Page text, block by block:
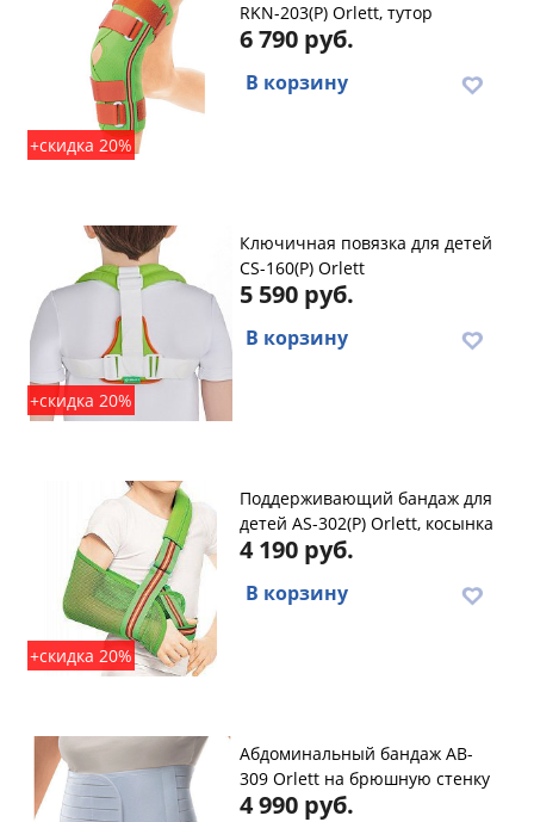
+скидка 20%
RKN-203(P) Orlett, тутор
6 790 руб.
В корзину
+скидка 20%
Ключичная повязка для детей
CS-160(P) Orlett
5 590 руб.
В корзину
+скидка 20%
Поддерживающий бандаж для
детей AS-302(P) Orlett, косынка
4 190 руб.
В корзину
Абдоминальный бандаж AB-
309 Orlett на брюшную стенку
4 990 руб.